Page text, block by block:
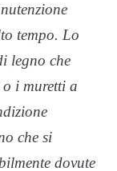
tempo. Lo
legno che
i muretti a
che si
dovute